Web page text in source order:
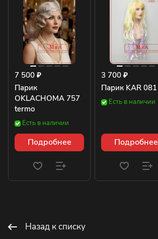
7 500 ₽
Парик
OKLACHOMA 757
termo
Есть в наличии
Подробнее
3 700 ₽
Парик KAR 081
Есть в наличии
Подробнее
Назад к списку